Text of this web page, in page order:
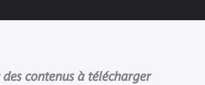
des contenus à télécharger